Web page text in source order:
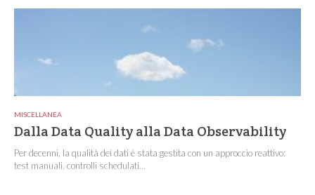
MISCELLANEA
Dalla Data Quality alla Data Observability
Per decenni, la qualità dei dati è stata gestita con un approccio reattivo:
test manuali, controlli schedulati...